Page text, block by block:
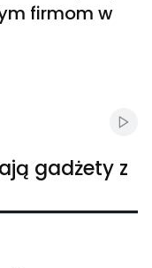
firmom w
gadżety z